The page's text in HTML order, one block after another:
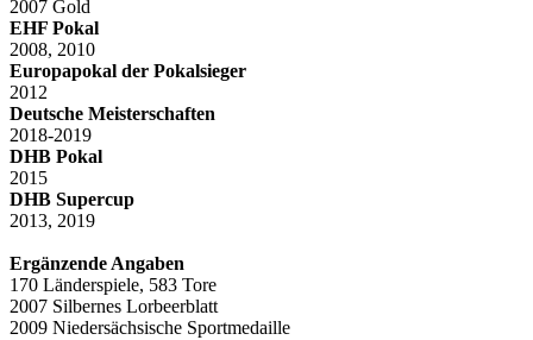
2007 Gold
EHF Pokal
2008, 2010
Europapokal der Pokalsieger
2012
Deutsche Meisterschaften
2018-2019
DHB Pokal
2015
DHB Supercup
2013, 2019
Ergänzende Angaben
170 Länderspiele, 583 Tore
2007 Silbernes Lorbeerblatt
2009 Niedersächsische Sportmedaille